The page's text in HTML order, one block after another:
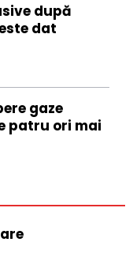
după
dat
gaze
patru ori mai